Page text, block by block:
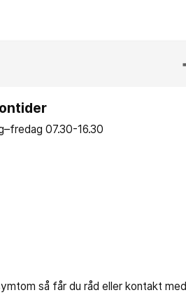
07.30-16.30
så får du råd eller kontakt med